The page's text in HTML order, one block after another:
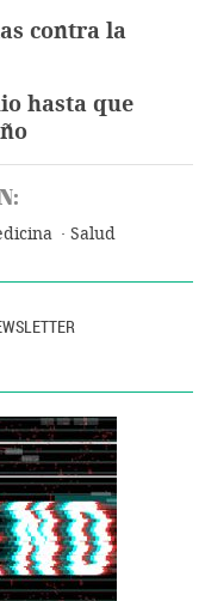
contra la
hasta que
Salud